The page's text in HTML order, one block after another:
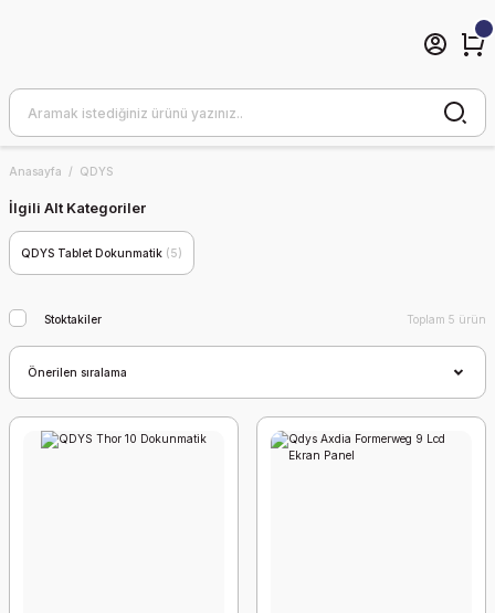
Anasayfa QDYS
İlgili Alt Kategoriler
QDYS Tablet Dokunmatik (5)
Stoktakiler Toplam 5 ürün